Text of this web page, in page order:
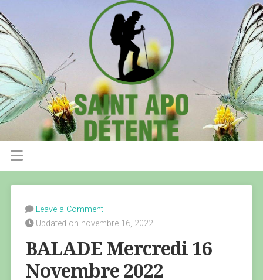
Leave a Comment
Updated on novembre 16, 2022
BALADE Mercredi 16
Novembre 2022